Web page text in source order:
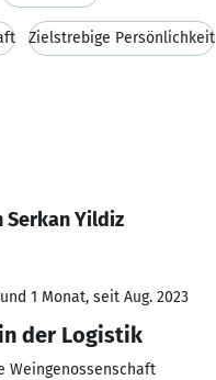
Zielstrebige Persönlichkeit
Serkan Yildiz
1 Monat, seit Aug. 2023
der Logistik
Weingenossenschaft